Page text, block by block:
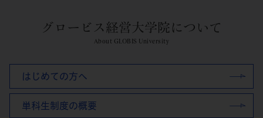
グロービス経営大学院について
About GLOBIS University
はじめての方へ
単科生制度の概要